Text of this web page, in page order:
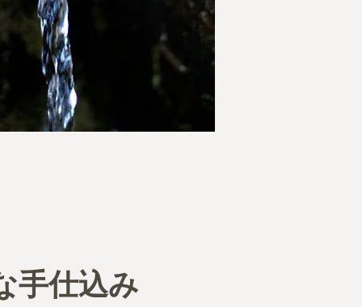
手仕込み